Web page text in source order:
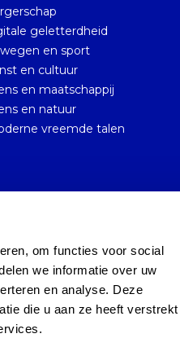
om functies voor social
we informatie over uw
en analyse. Deze
die u aan ze heeft verstrekt
geletterdheid
en sport
en cultuur
en maatschappij
en natuur
vreemde talen
privacy